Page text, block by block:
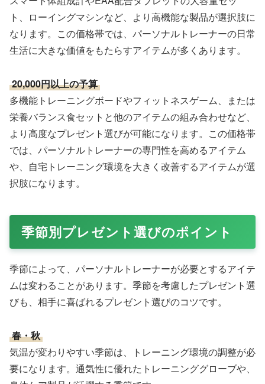
相手のトレーニングスタイルを理解する
パーソナルトレーナーによって、得意とするトレーニング
方法や専門分野は異なります。相手のトレーニング哲学や
要です。
既に所有していないか確認する
パーソナルトレーナーは、自身のトレーニングに必要なア
イテムはすでに揃えていることが多いです。可能であれ
ば、さりげなく相手の好みや必要としているものを確認し
てからプレゼントを選ぶと、より喜ばれます。
品質を優先する
パーソナルトレーナーは、製品の品質に敏感です。安価な
品の方が喜ばれる傾向があります。
実用性を重視する
用できる実用的なプレゼントを選ぶことが、パーソナルト
レーナーへのプレゼント選びの基本です。